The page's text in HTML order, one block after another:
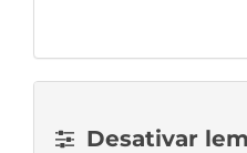
Desativar